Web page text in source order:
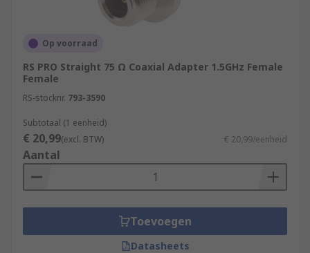
A two-port interconnection device allowing the
conversion between two different types of RF
coaxial cable connector types. For example BNC
to N, SMA to TNC.
**The most important attributes that must be
considered are;**
Gender
Male to Male
Male to Female
Series (connector group)
Op voorraad
RS PRO Straight 75 Ω Coaxial Adapter 1.5GHz Female
Female
RS-stocknr. 793-3590
Subtotaal (1 eenheid)
€ 20,99(excl. BTW) € 20,99/eenheid
Aantal
Toevoegen
Datasheets